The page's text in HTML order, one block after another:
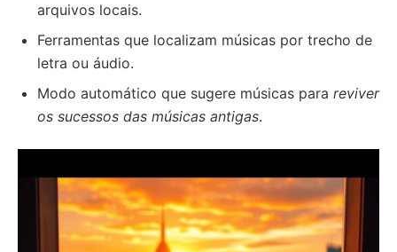
arquivos locais.
Ferramentas que localizam músicas por trecho de
letra ou áudio.
Modo automático que sugere músicas para reviver
os sucessos das músicas antigas.